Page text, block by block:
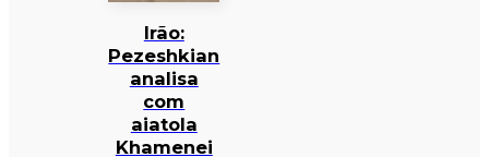
Irão:
Pezeshkian
analisa
com
aiatola
Khamenei